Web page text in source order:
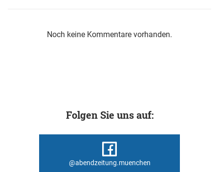
Noch keine Kommentare vorhanden.
Folgen Sie uns auf:
@abendzeitung.muenchen